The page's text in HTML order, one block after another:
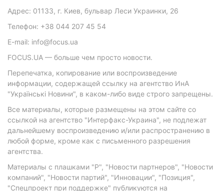
Адрес: 01133, г. Киев, бульвар Леси Украинки, 26
Телефон: +38 044 207 45 54
E-mail: info@focus.ua
FOCUS.UA — больше чем просто новости.
Перепечатка, копирование или воспроизведение
информации, содержащей ссылку на агентство ИнА
"Українські Новини", в каком-либо виде строго запрещены.
Все материалы, которые размещены на этом сайте со
ссылкой на агентство "Интерфакс-Украина", не подлежат
дальнейшему воспроизведению и/или распространению в
любой форме, кроме как с письменного разрешения
агентства.
Материалы с плашками "Р", "Новости партнеров", "Новости
компаний", "Новости партий", "Инновации", "Позиция",
"Спецпроект при поддержке" публикуются на